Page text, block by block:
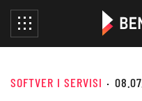
SOFTVER I SERVISI